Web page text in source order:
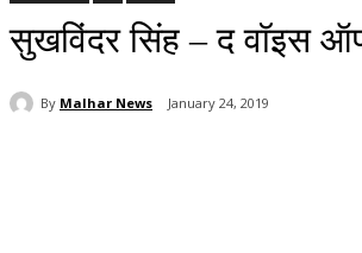
सुखविंदर सिंह – द वॉइस
By Malhar News January 24, 2019